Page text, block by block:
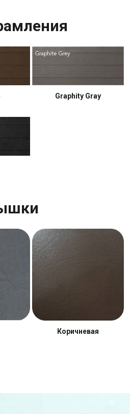
Graphity Gray
Коричневая